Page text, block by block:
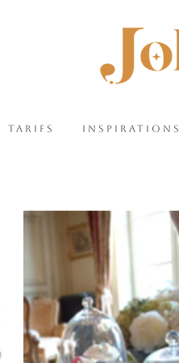
TARIFS INSPIRATIONS